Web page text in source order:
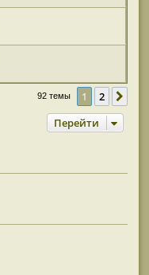
92 темы 1 2
Перейти